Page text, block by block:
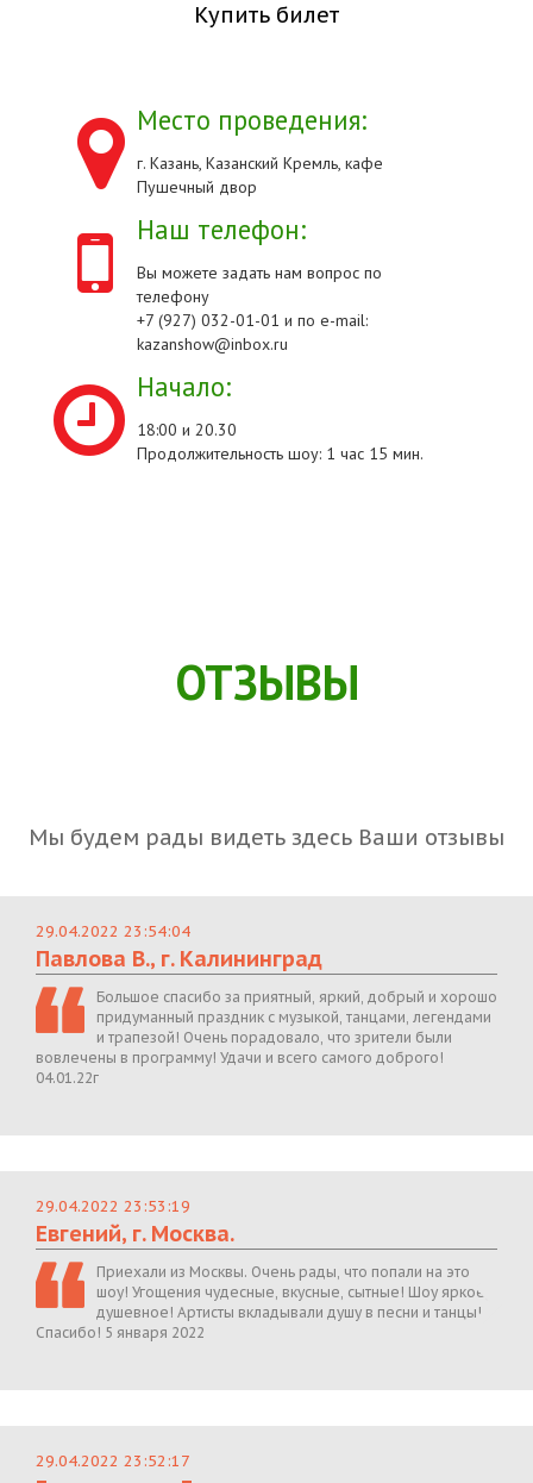
Купить билет
Место проведения:
г. Казань, Казанский Кремль, кафе
Пушечный двор
Наш телефон:
Вы можете задать нам вопрос по
телефону
+7 (927) 032-01-01 и по e-mail:
kazanshow@inbox.ru
Начало:
18:00 и 20.30
Продолжительность шоу: 1 час 15 мин.
ОТЗЫВЫ
Мы будем рады видеть здесь Ваши отзывы
29.04.2022 23:54:04
Павлова В., г. Калининград
Большое спасибо за приятный, яркий, добрый и хорошо
придуманный праздник с музыкой, танцами, легендами
и трапезой! Очень порадовало, что зрители были
вовлечены в программу! Удачи и всего самого доброго!
04.01.22г
29.04.2022 23:53:19
Евгений, г. Москва.
Приехали из Москвы. Очень рады, что попали на это
шоу! Угощения чудесные, вкусные, сытные! Шоу яркое,
душевное! Артисты вкладывали душу в песни и танцы!
Спасибо! 5 января 2022
29.04.2022 23:52:17